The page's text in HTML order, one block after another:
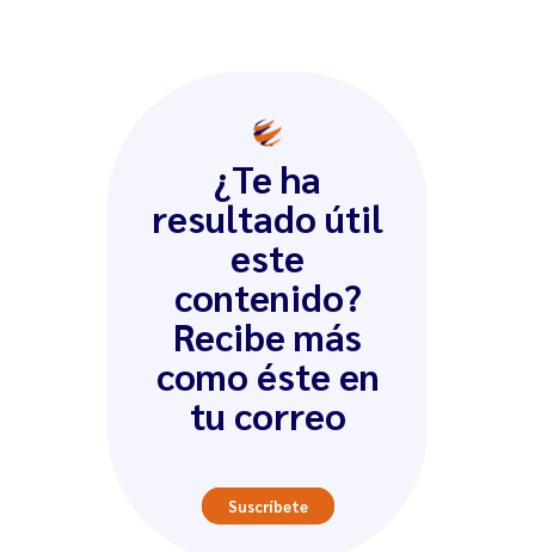
¿Te ha
resultado útil
este
contenido?
Recibe más
como éste en
tu correo
Suscríbete